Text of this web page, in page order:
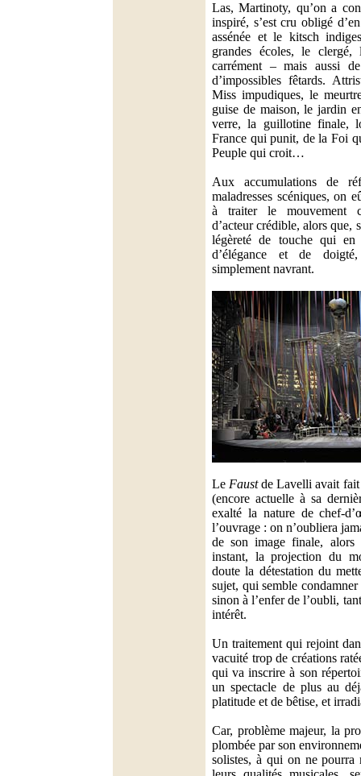
Las, Martinoty, qu’on a
inspiré, s’est cru obligé
assénée et le kitsch
grandes écoles, le
carrément – mais aussi
d’impossibles fêtards.
Miss impudiques, le
guise de maison, le jardin
verre, la guillotine finale,
France qui punit, de la Foi
Peuple qui croit…
Aux accumulations de
maladresses scéniques, on
à traiter le mouvement
d’acteur crédible, alors que,
légèreté de touche qui
d’élégance et de
simplement navrant.
Le Faustde Lavelli avait fait
(encore actuelle à sa
exalté la nature de chef-
l’ouvrage : on n’oubliera
de son image finale, alors
instant, la projection du
doute la détestation du
sujet, qui semble
sinon à l’enfer de l’oubli,
intérêt.
Un traitement qui rejoint
vacuité trop de créations
qui va inscrire à son
un spectacle de plus au
platitude et de bêtise, et
Car, problème majeur, la
plombée par son
solistes, à qui on ne pourra